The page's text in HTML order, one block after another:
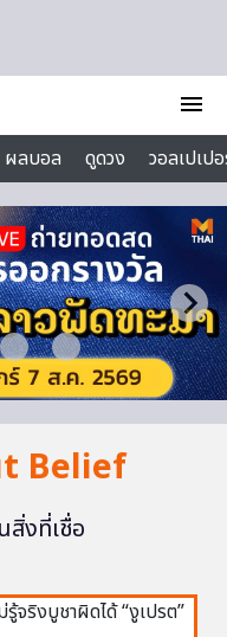
menu
ผลบอล ดูดวง
วอลเปเป
Belief
สิ่งที่เชื่อ